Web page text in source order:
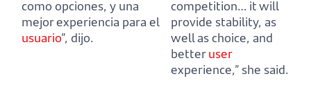
como opciones, y una
mejor experiencia para el
usuario”, dijo.
competition… it will
provide stability, as
well as choice, and
betteruser
experience,” she said.